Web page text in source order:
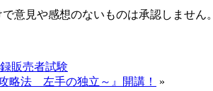
意見や感想のないものは承認しません。
販売者試験
略法 左手の独立～』開講！
»